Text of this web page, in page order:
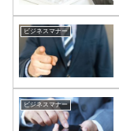
ビジネスマナー
ビジネスマナー